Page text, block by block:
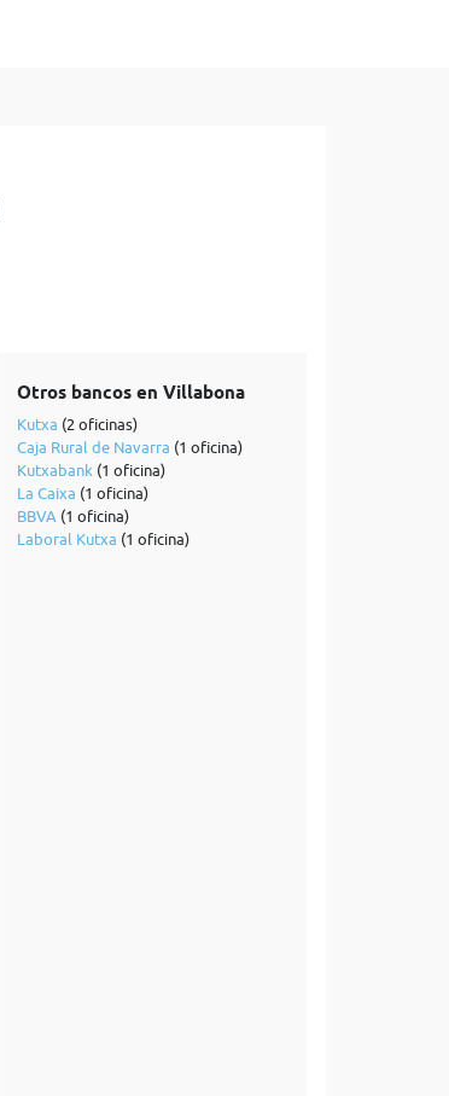
Otros bancos en Villabona
Kutxa (2 oficinas)
Caja Rural de Navarra (1 oficina)
Kutxabank (1 oficina)
La Caixa (1 oficina)
BBVA (1 oficina)
Laboral Kutxa (1 oficina)